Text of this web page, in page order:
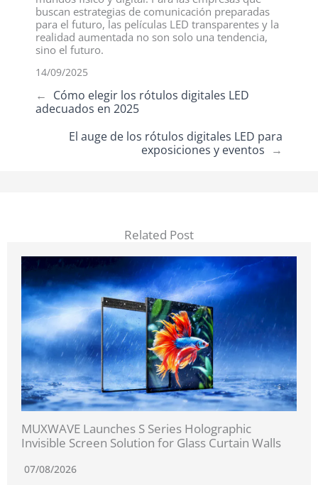
buscan estrategias de comunicación preparadas
para el futuro, las películas LED transparentes y la
realidad aumentada no son solo una tendencia,
sino el futuro.
14/09/2025
← Cómo elegir los rótulos digitales LED
adecuados en 2025
El auge de los rótulos digitales LED para
exposiciones y eventos →
Related Post
MUXWAVE Launches S Series Holographic
Invisible Screen Solution for Glass Curtain Walls
07/08/2026